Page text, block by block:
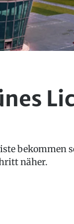
näher.